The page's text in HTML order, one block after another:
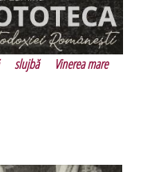
slujbă Vinerea mare